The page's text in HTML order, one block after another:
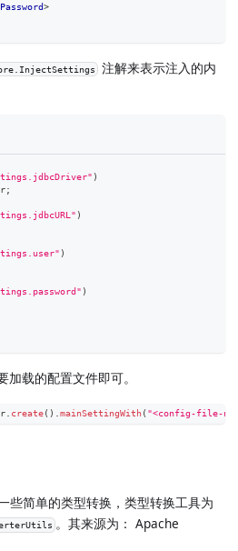
>
注解来表示注入的内
)
;
)
)
)
载的配置文件即可。
. create( ) mainSettingWith( "<config-file-
些简单的类型转换，类型转换工具为
。其来源为： Apache